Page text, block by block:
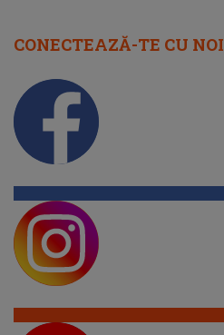
CONECTEAZĂ-TE CU NOI